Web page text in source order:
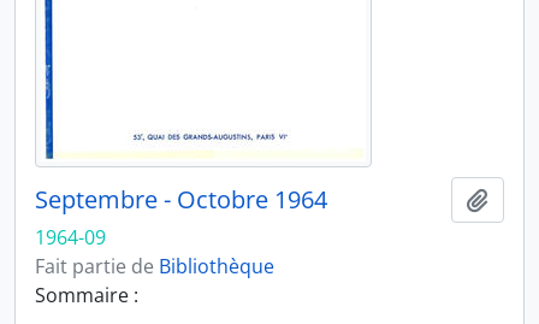
Septembre - Octobre 1964
1964-09
Fait partie de Bibliothèque
Sommaire :